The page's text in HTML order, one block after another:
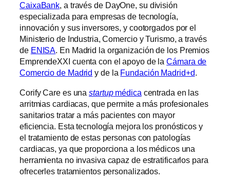
CaixaBank, a través de DayOne, su división
especializada para empresas de tecnología,
innovación y sus inversores, y cootorgados por el
Ministerio de Industria, Comercio y Turismo, a través
de ENISA. En Madrid la organización de los Premios
EmprendeXXI cuenta con el apoyo de laCámara de
Comercio de Madrid y de la Fundación Madrid+d.
Corify Care es una startupmédica centrada en las
arritmias cardiacas, que permite a más profesionales
sanitarios tratar a más pacientes con mayor
eficiencia. Esta tecnología mejora los pronósticos y
el tratamiento de estas personas con patologías
cardiacas, ya que proporciona a los médicos una
herramienta no invasiva capaz de estratificarlos para
ofrecerles tratamientos personalizados.